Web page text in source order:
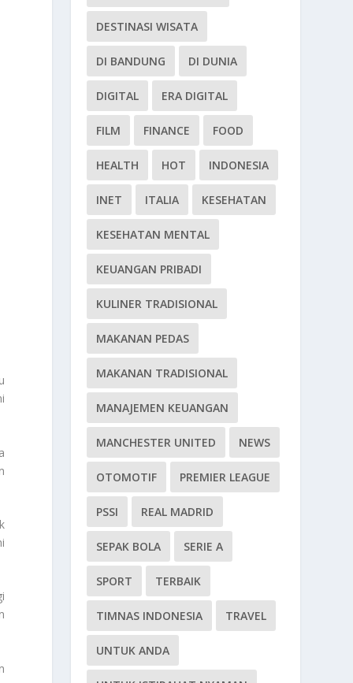
DESTINASI WISATA
DI BANDUNG DI DUNIA
DIGITAL ERA DIGITAL
FILM FINANCE FOOD
HEALTH HOT INDONESIA
INET ITALIA KESEHATAN
KESEHATAN MENTAL
KEUANGAN PRIBADI
KULINER TRADISIONAL
MAKANAN PEDAS
MAKANAN TRADISIONAL
MANAJEMEN KEUANGAN
MANCHESTER UNITED NEWS
OTOMOTIF PREMIER LEAGUE
PSSI REAL MADRID
SEPAK BOLA SERIE A
SPORT TERBAIK
TIMNAS INDONESIA TRAVEL
UNTUK ANDA